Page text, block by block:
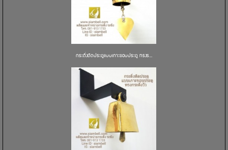
กระดิ่งติดประตูแบบเกาะขอบประตู ทรงร...